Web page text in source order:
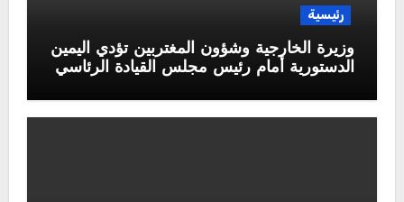
رئيسية
وزيرة الخارجية وشؤون المغتربين تؤدي اليمين
الدستورية أمام رئيس مجلس القيادة الرئاسي